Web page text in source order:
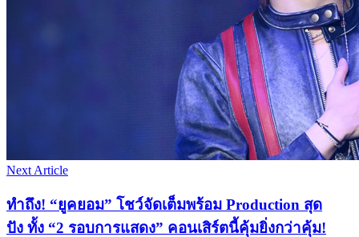
Next Article
ทำถึง! “ยูคยอม” โชว์จัดเต็มพร้อม Production สุด
ปัง ทั้ง “2 รอบการแสดง” คอนเสิร์ตนี้คุ้มยิ่งกว่าคุ้ม!